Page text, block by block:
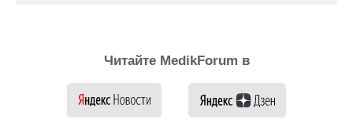
Читайте MedikForum в